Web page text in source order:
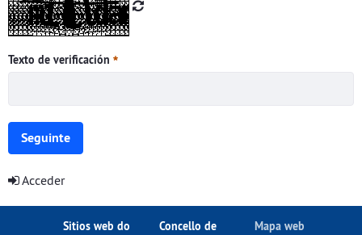
Texto de verificación
Seguinte
Acceder
Sitios web do
Concello de
Mapa web